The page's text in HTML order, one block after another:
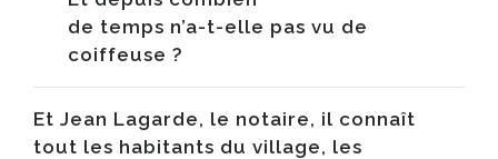
de temps n’a-t-elle pas vu de
coiffeuse ?
Et Jean Lagarde, le notaire, il connaît
tout les habitants du village, les